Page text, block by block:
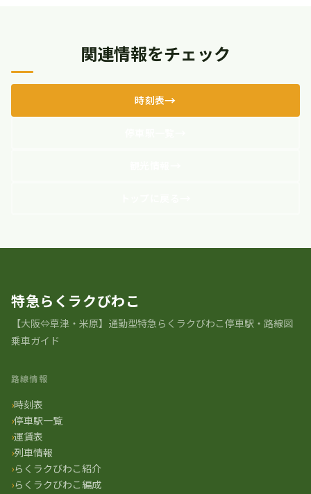
関連情報をチェック
時刻表
特急らくラクびわこ
【大阪⇔草津・米原】通勤型特急らくラクびわこ停車駅・路線図
乗車ガイド
路線情報
時刻表
停車駅一覧
運賃表
列車情報
らくラクびわこ紹介
らくラクびわこ編成